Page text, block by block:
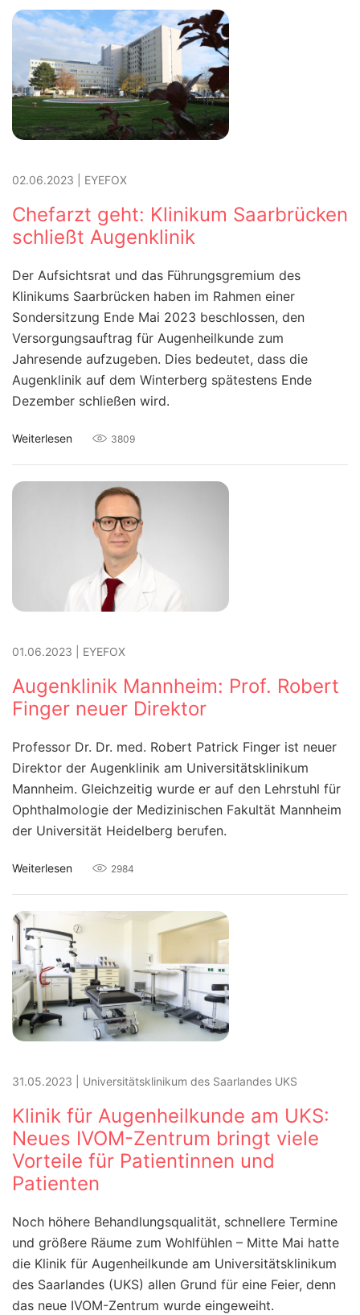
02.06.2023 EYEFOX
Chefarzt geht: Klinikum Saarbrücken
schließt Augenklinik
Der Aufsichtsrat und das Führungsgremium des
Klinikums Saarbrücken haben im Rahmen einer
Sondersitzung Ende Mai 2023 beschlossen, den
Versorgungsauftrag für Augenheilkunde zum
Jahresende aufzugeben. Dies bedeutet, dass die
Augenklinik auf dem Winterberg spätestens Ende
Dezember schließen wird.
Weiterlesen 3809
01.06.2023 EYEFOX
Augenklinik Mannheim: Prof. Robert
Finger neuer Direktor
Professor Dr. Dr. med. Robert Patrick Finger ist neuer
Direktor der Augenklinik am Universitätsklinikum
Mannheim. Gleichzeitig wurde er auf den Lehrstuhl für
Ophthalmologie der Medizinischen Fakultät Mannheim
der Universität Heidelberg berufen.
Weiterlesen 2984
31.05.2023 Universitätsklinikum des Saarlandes UKS
Klinik für Augenheilkunde am UKS:
Neues IVOM-Zentrum bringt viele
Vorteile für Patientinnen und
Patienten
Noch höhere Behandlungsqualität, schnellere Termine
und größere Räume zum Wohlfühlen – Mitte Mai hatte
die Klinik für Augenheilkunde am Universitätsklinikum
des Saarlandes (UKS) allen Grund für eine Feier, denn
das neue IVOM-Zentrum wurde eingeweiht.